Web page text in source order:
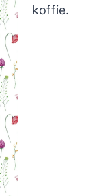
koffie.